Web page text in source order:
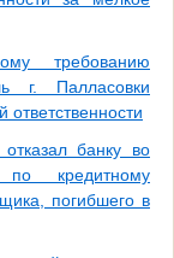
требованию
г. Палласовки
ответственности
банку во
по кредитному
погибшего в